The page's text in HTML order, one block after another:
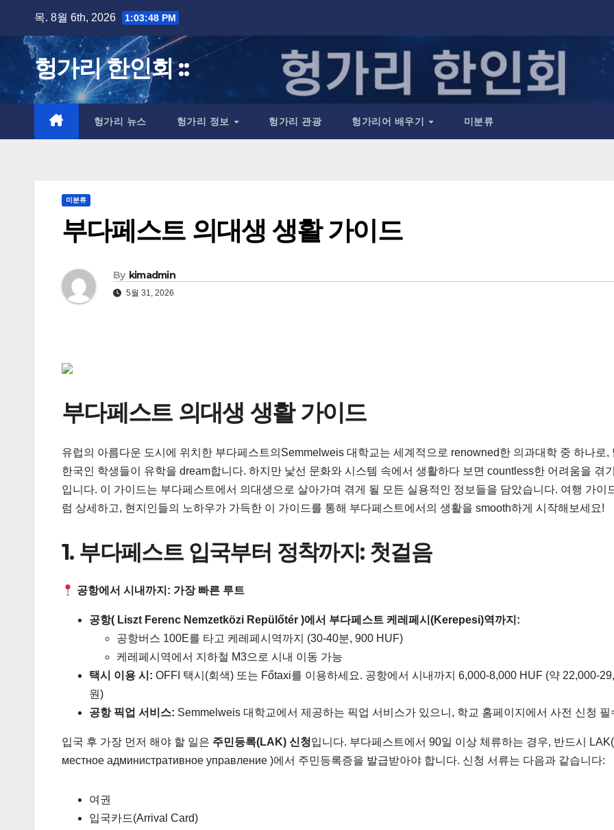
content
목. 8월 6th, 2026 1:03:48 PM
헝가리 한인회 ::
헝가리 뉴스 헝가리 정보 헝가리 관광 헝가리어 배우기 미분류
미분류
부다페스트 의대생 생활 가이드
By kimadmin
5월 31, 2026
부다페스트 의대생 생활 가이드
유럽의 아름다운 도시에 위치한 부다페스트의Semmelweis 대학교는 세계적으로 renowned한 의과대학 중 하나로,
한국인 학생들이 유학을 dream합니다. 하지만 낯선 문화와 시스템 속에서 생활하다 보면 countless한 어려움을 겪
입니다. 이 가이드는 부다페스트에서 의대생으로 살아가며 겪게 될 모든 실용적인 정보들을 담았습니다. 여행 가이
럼 상세하고, 현지인들의 노하우가 가득한 이 가이드를 통해 부다페스트에서의 생활을 smooth하게 시작해보세요!
1. 부다페스트 입국부터 정착까지: 첫걸음
공항에서 시내까지: 가장 빠른 루트
공항( Liszt Ferenc Nemzetközi Repülőtér )에서 부다페스트 케레페시(Kerepesi)역까지:
공항버스 100E를 타고 케레페시역까지 (30-40분, 900 HUF)
케레페시역에서 지하철 M3으로 시내 이동 가능
택시 이용 시: OFFI 택시(회색) 또는 Főtaxi를 이용하세요. 공항에서 시내까지 6,000-8,000 HUF (약 22,000-
원)
공항 픽업 서비스: Semmelweis 대학교에서 제공하는 픽업 서비스가 있으니, 학교 홈페이지에서 사전 신청 필
입국 후 가장 먼저 해야 할 일은 주민등록(LAK) 신청입니다. 부다페스트에서 90일 이상 체류하는 경우, 반드시 LAK(
местное административное управление )에서 주민등록증을 발급받아야 합니다. 신청 서류는 다음과 같습니다:
여권
입국카드(Arrival Card)